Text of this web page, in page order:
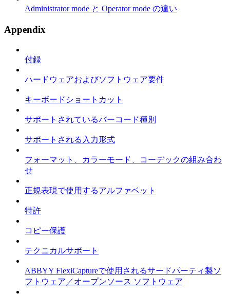
Administrator mode と Operator mode の違い
Appendix
付録
ハードウェアおよびソフトウェア要件
キーボードショートカット
サポートされているバーコード種別
サポートされる入力形式
フォーマット、カラーモード、コーデックの組み合わ
せ
正規表現で使用するアルファベット
特許
コピー保護
テクニカルサポート
ABBYY FlexiCaptureで使用されるサードパーティ製ソ
フトウェア／オープンソース ソフトウェア